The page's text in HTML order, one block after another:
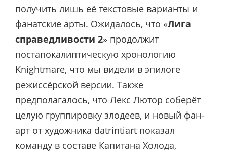
получить лишь её текстовые варианты и
фанатские арты. Ожидалось, что «Лига
справедливости 2» продолжит
постапокалиптическую хронологию
Knightmare, что мы видели в эпилоге
режиссёрской версии. Также
предполагалось, что Лекс Лютор соберёт
целую группировку злодеев, и новый фан-
арт от художника datrintiart показал
команду в составе Капитана Холода,